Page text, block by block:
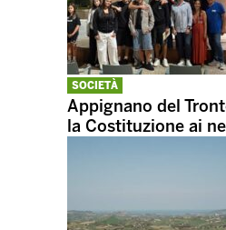
SOCIETÀ
Appignano del
la Costituzione ai